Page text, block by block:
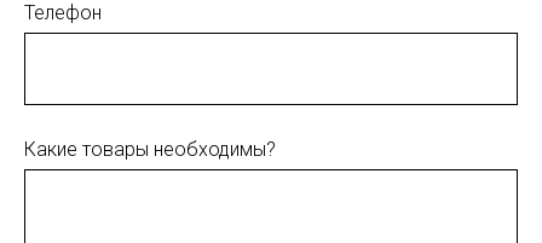
Телефон
Какие товары необходимы?